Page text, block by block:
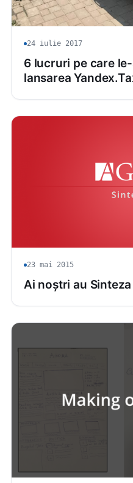
24 iulie 2017
6 lucruri pe care
lansarea
23 mai 2015
Ai noștri au Sinteza